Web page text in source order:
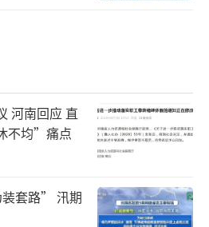
河南回应 直
不均”痛点
套路” 汛期